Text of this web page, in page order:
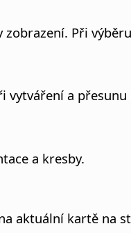
zobrazení. Při
vytváření a
a kresby.
aktuální kartě na